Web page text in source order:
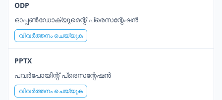
ODP
ഓപ്പൺഡോക്യുമെന്റ് പ്രെസന്റേഷൻ
വിവർത്തനം ചെയ്യുക
PPTX
പവർപോയിന്റ് പ്രെസന്റേഷൻ
വിവർത്തനം ചെയ്യുക